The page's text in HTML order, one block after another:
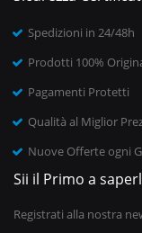
Spedizioni in 24/48h
Prodotti 100%
Pagamenti Protetti
Qualità al Miglior
Nuove Offerte ogni
Sii il Primo a
Registrati alla nostra